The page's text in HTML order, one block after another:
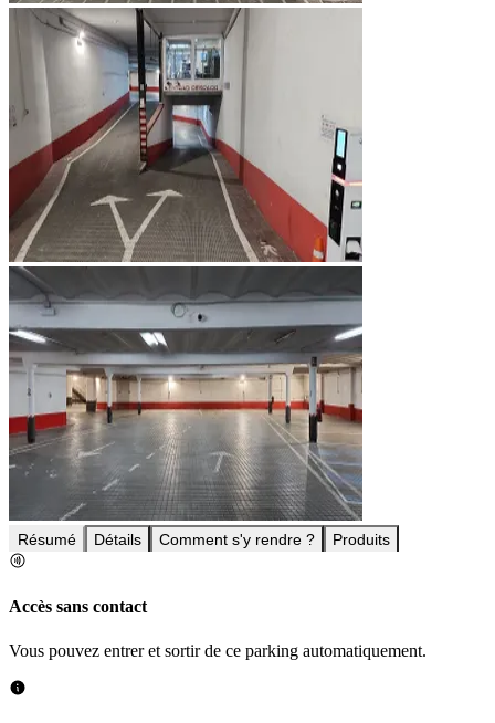
Résumé Détails Comment s'y rendre ? Produits
Accès sans contact
Vous pouvez entrer et sortir de ce parking automatiquement.